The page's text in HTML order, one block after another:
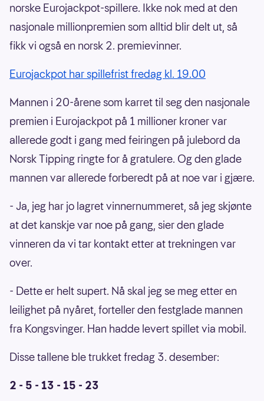
norske Eurojackpot-spillere. Ikke nok med at den
nasjonale millionpremien som alltid blir delt ut, så
fikk vi også en norsk 2. premievinner.
Eurojackpot har spillefrist fredag kl. 19.00
Mannen i 20-årene som karret til seg den nasjonale
premien i Eurojackpot på 1 millioner kroner var
allerede godt i gang med feiringen på julebord da
Norsk Tipping ringte for å gratulere. Og den glade
mannen var allerede forberedt på at noe var i gjære.
- Ja, jeg har jo lagret vinnernummeret, så jeg skjønte
at det kanskje var noe på gang, sier den glade
vinneren da vi tar kontakt etter at trekningen var
over.
- Dette er helt supert. Nå skal jeg se meg etter en
leilighet på nyåret, forteller den festglade mannen
fra Kongsvinger. Han hadde levert spillet via mobil.
Disse tallene ble trukket fredag 3. desember:
2 - 5 - 13 - 15 - 23